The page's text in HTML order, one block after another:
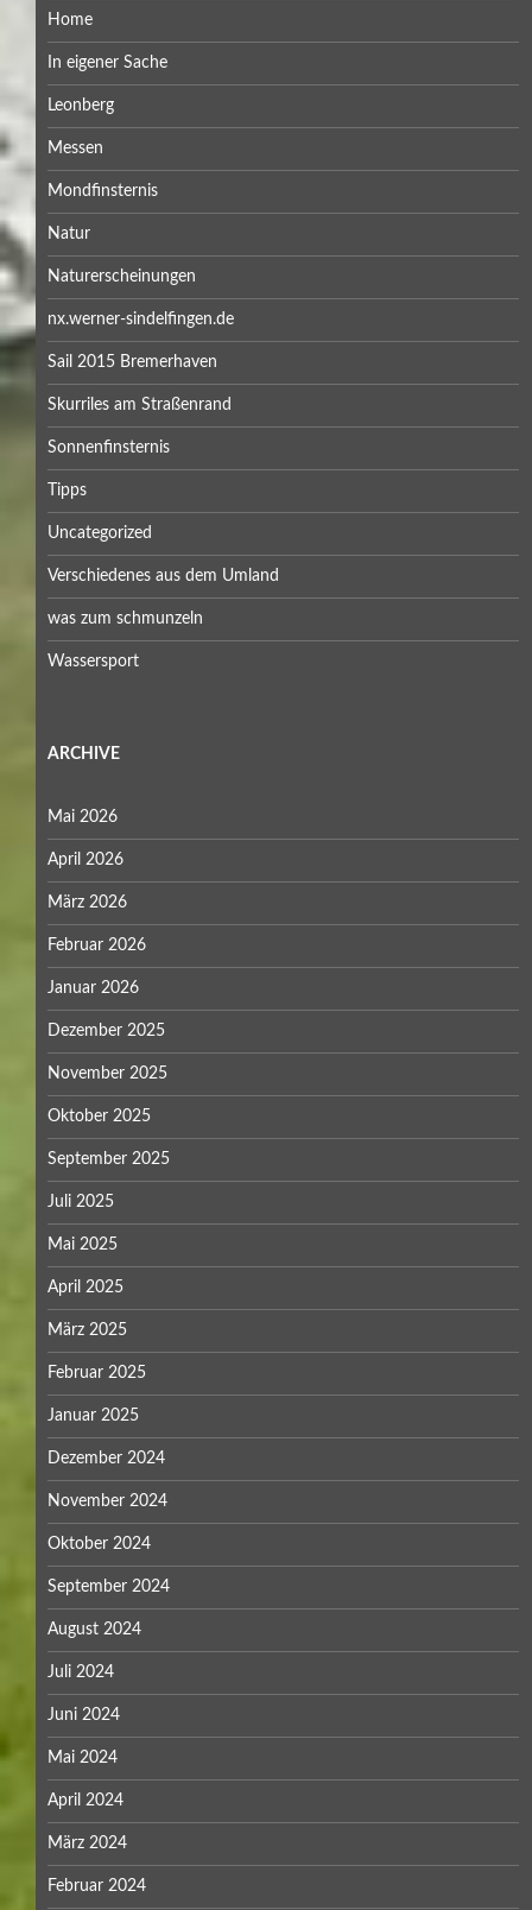
Home
In eigener Sache
Leonberg
Messen
Mondfinsternis
Natur
Naturerscheinungen
nx.werner-sindelfingen.de
Sail 2015 Bremerhaven
Skurriles am Straßenrand
Sonnenfinsternis
Tipps
Uncategorized
Verschiedenes aus dem Umland
was zum schmunzeln
Wassersport
ARCHIVE
Mai 2026
April 2026
März 2026
Februar 2026
Januar 2026
Dezember 2025
November 2025
Oktober 2025
September 2025
Juli 2025
Mai 2025
April 2025
März 2025
Februar 2025
Januar 2025
Dezember 2024
November 2024
Oktober 2024
September 2024
August 2024
Juli 2024
Juni 2024
Mai 2024
April 2024
März 2024
Februar 2024